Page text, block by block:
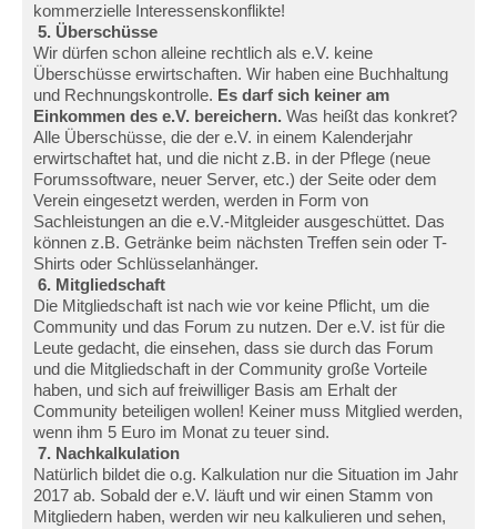
kommerzielle Interessenskonflikte!
5. Überschüsse
Wir dürfen schon alleine rechtlich als e.V. keine
Überschüsse erwirtschaften. Wir haben eine Buchhaltung
und Rechnungskontrolle. Es darf sich keiner am
Einkommen des e.V. bereichern. Was heißt das konkret?
Alle Überschüsse, die der e.V. in einem Kalenderjahr
erwirtschaftet hat, und die nicht z.B. in der Pflege (neue
Forumssoftware, neuer Server, etc.) der Seite oder dem
Verein eingesetzt werden, werden in Form von
Sachleistungen an die e.V.-Mitgleider ausgeschüttet. Das
können z.B. Getränke beim nächsten Treffen sein oder T-
Shirts oder Schlüsselanhänger.
6. Mitgliedschaft
Die Mitgliedschaft ist nach wie vor keine Pflicht, um die
Community und das Forum zu nutzen. Der e.V. ist für die
Leute gedacht, die einsehen, dass sie durch das Forum
und die Mitgliedschaft in der Community große Vorteile
haben, und sich auf freiwilliger Basis am Erhalt der
Community beteiligen wollen! Keiner muss Mitglied werden,
wenn ihm 5 Euro im Monat zu teuer sind.
7. Nachkalkulation
Natürlich bildet die o.g. Kalkulation nur die Situation im Jahr
2017 ab. Sobald der e.V. läuft und wir einen Stamm von
Mitgliedern haben, werden wir neu kalkulieren und sehen,